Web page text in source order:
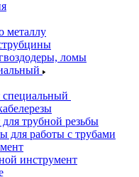
ломы
трубной резьбы
для работы с трубами
инструмент